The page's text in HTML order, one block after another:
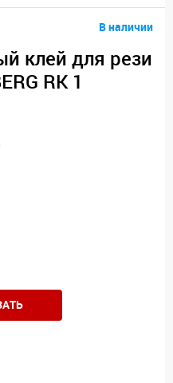
В наличии
клей для рези
RK 1